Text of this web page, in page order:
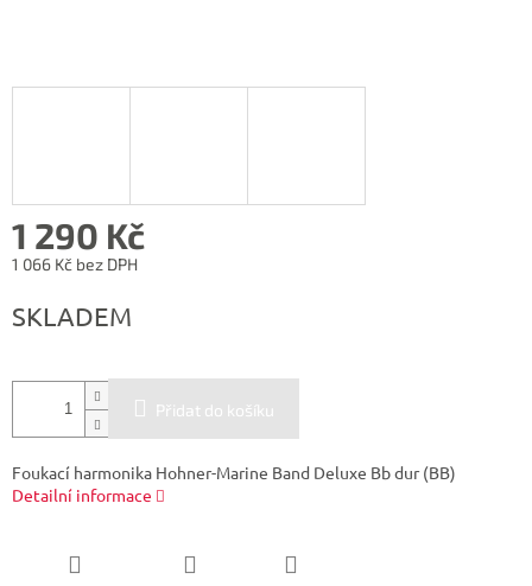
1 290 Kč
1 066 Kč bez DPH
cena:
SKLADEM
Přidat do košíku
Foukací harmonika Hohner-Marine Band Deluxe Bb dur (BB)
Detailní informace